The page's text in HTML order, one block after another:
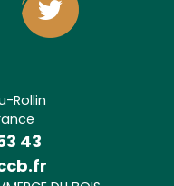
Rollin
43